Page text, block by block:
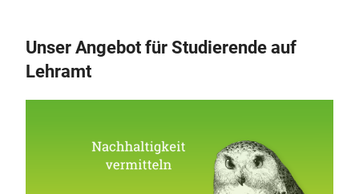
Unser Angebot für Studierende auf
Lehramt